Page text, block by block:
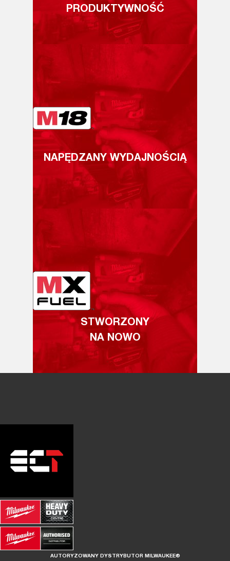
PRODUKTYWNOŚĆ
NAPĘDZANY WYDAJNOŚCIĄ
STWORZONY
NA NOWO
AUTORYZOWANY DYSTRYBUTOR MILWAUKEE®